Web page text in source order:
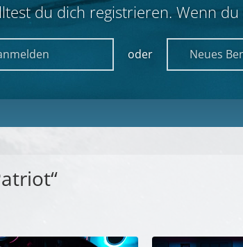
du dich registrieren. Wenn
oder Neues